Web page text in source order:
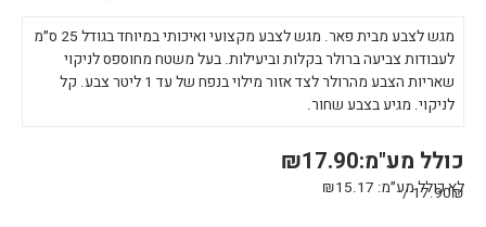
מגש לצבע מבית פאר. מגש לצבע מקצועי ואיכותי במיוחד בגודל 25 ס״מ
לעבודות צביעה ברולר בקלות וביעילות. בעל משטח מחוספס לניקוי
שאריות הצבע מהרולר לצד אזור מילוי בנפח של עד 1 ליטר צבע. קל
לניקוי. מגיע בצבע שחור.
₪17.90כולל מע"מ:
לא כולל מע״מ: ₪15.17
17.90₪ /